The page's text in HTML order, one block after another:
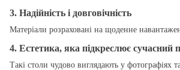
3. Надійність і довговічність
Матеріали розраховані на щоденне
4. Естетика, яка підкреслює сучасний
Такі столи чудово виглядають у фотографіях